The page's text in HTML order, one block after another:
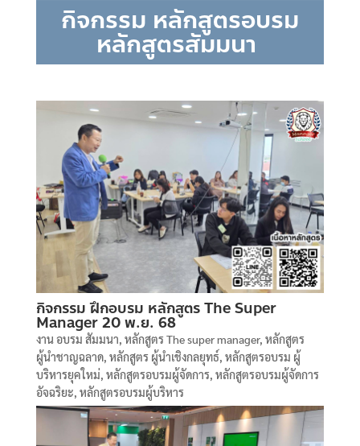
กิจกรรม หลักสูตรอบรม
หลักสูตรสัมมนา
กิจกรรม ฝึกอบรม หลักสูตร The Super
Manager 20 พ.ย. 68
งาน อบรม สัมมนา, หลักสูตร The super manager, หลักสูตร
ผู้นำชาญฉลาด, หลักสูตร ผู้นำเชิงกลยุทธ์, หลักสูตรอบรม ผู้
บริหารยุคใหม่, หลักสูตรอบรมผู้จัดการ, หลักสูตรอบรมผู้จัดการ
อัจฉริยะ, หลักสูตรอบรมผู้บริหาร